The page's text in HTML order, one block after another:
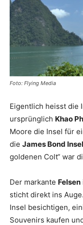
Foto: Flying Media
Eigentlich heisst die
ursprünglich Khao
Moore die Insel für
die James Bond Insel
goldenen Colt“ war
Der markante Felsen
sticht direkt ins
Insel besichtigen,
Souvenirs kaufen